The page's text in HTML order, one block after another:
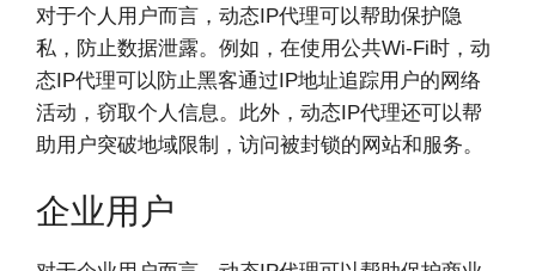
对于个人用户而言，动态IP代理可以帮助保护隐
私，防止数据泄露。例如，在使用公共Wi-Fi时，动
态IP代理可以防止黑客通过IP地址追踪用户的网络
活动，窃取个人信息。此外，动态IP代理还可以帮
助用户突破地域限制，访问被封锁的网站和服务。
企业用户